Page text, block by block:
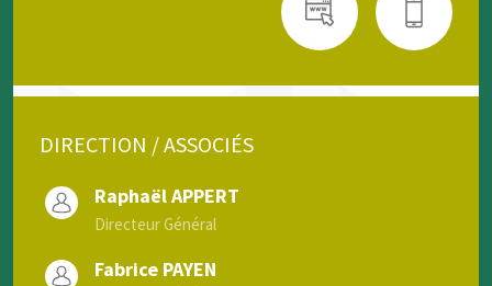
DIRECTION / ASSOCIÉS
Raphaël APPERT
Directeur Général
Fabrice PAYEN